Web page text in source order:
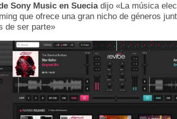
Sony Music en Sueciadijo «La música
que ofrece una gran nicho de géneros
de ser parte»